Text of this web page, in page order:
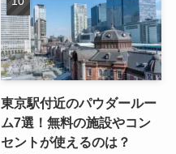
東京駅付近のパウダールー
ム7選！無料の施設やコン
セントが使えるのは？